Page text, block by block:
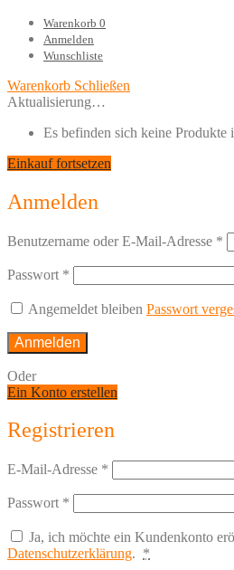
Warenkorb 0
Anmelden
Wunschliste
Warenkorb Schließen
Aktualisierung…
Es befinden sich keine Produkte
Einkauf fortsetzen
Anmelden
Benutzername oder E-Mail-Adresse *
Passwort *
Angemeldet bleiben Passwort
Anmelden
Oder
Ein Konto erstellen
Registrieren
E-Mail-Adresse *
Passwort *
Ja, ich möchte ein Kundenkonto
Datenschutzerklärung. *